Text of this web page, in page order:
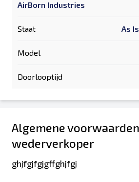
AirBorn Industries
Staat As
Model
Doorlooptijd
Algemene
wederverkoper
ghjfgjfgjgffghjfgj